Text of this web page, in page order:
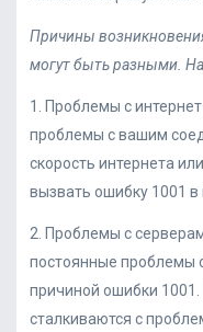
Причины
могут быть разными.
1. Проблемы с
проблемы с вашим
скорость интернета
вызвать ошибку 1001 в
2. Проблемы с
постоянные проблемы
причиной ошибки
сталкиваются с